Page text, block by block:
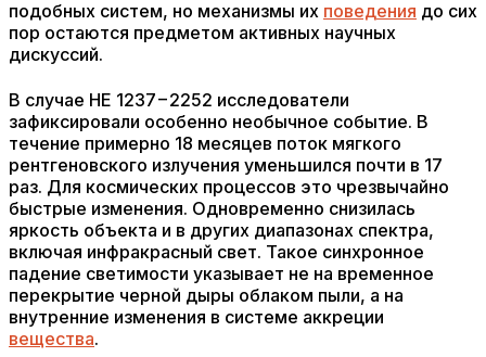
подобных систем, но механизмы их поведения до сих
пор остаются предметом активных научных
дискуссий.
В случае HE 1237−2252 исследователи
зафиксировали особенно необычное событие. В
течение примерно 18 месяцев поток мягкого
рентгеновского излучения уменьшился почти в 17
раз. Для космических процессов это чрезвычайно
быстрые изменения. Одновременно снизилась
яркость объекта и в других диапазонах спектра,
включая инфракрасный свет. Такое синхронное
падение светимости указывает не на временное
перекрытие черной дыры облаком пыли, а на
внутренние изменения в системе аккреции
вещества.